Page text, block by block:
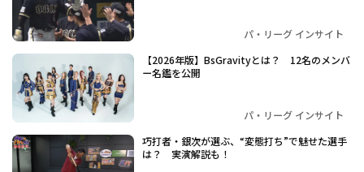
パ・リーグ インサイト
【2026年版】BsGravityとは？ 12名のメンバ
ー名鑑を公開
パ・リーグ インサイト
巧打者・銀次が選ぶ、“変態打ち”で魅せた選手
は？ 実演解説も！